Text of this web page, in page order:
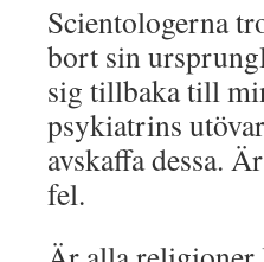
Scientologerna
bort sin
sig tillbaka till
psykiatrins
avskaffa dessa.
fel.